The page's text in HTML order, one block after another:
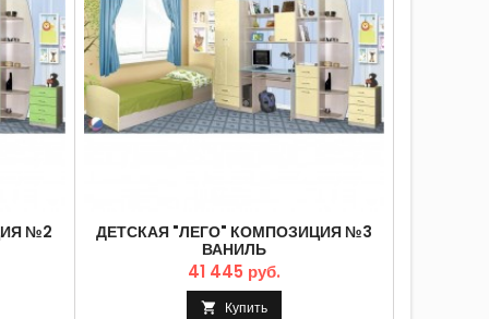
№2
ДЕТСКАЯ "ЛЕГО" КОМПОЗИЦИЯ №3
ВАНИЛЬ
41 445 руб.
 Купить